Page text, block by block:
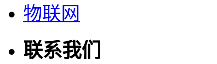
物联网
联系我们